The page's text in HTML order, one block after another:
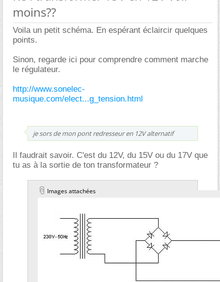
moins??
Voila un petit schéma. En espérant éclaircir quelques
points.
Sinon, regarde ici pour comprendre comment marche
le régulateur.
http://www.sonelec-
musique.com/elect...g_tension.html
je sors de mon pont redresseur en 12V alternatif
Il faudrait savoir. C'est du 12V, du 15V ou du 17V que
tu as à la sortie de ton transformateur ?
Images attachées